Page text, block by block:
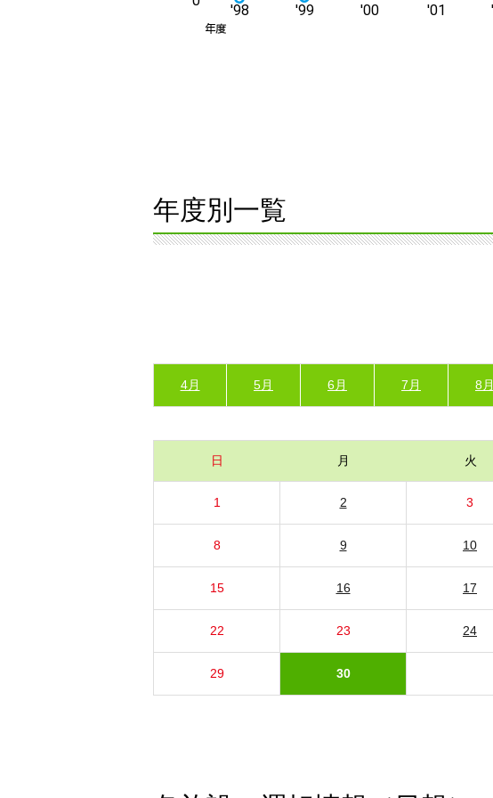
年度別一覧
4月 5月 6月 7月 8月
日 月 火
1 2 3
8 9 10
15 16 17
22 23 24
29 30